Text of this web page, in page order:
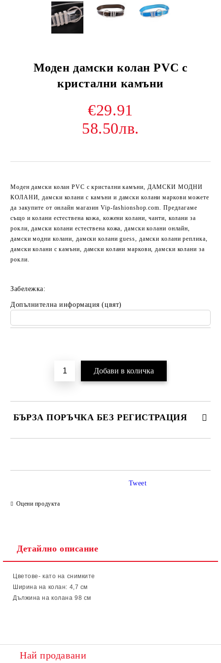
Моден дамски колан PVC с
кристални камъни
€29.91
58.50лв.
Моден дамски колан PVC с кристални камъни, ДАМСКИ МОДНИ
КОЛАНИ, дамски колани с камъни и дамски колани маркови можете
да закупите от онлайн магазин Vip-fashionshop.com. Предлагаме
също и колани естествена кожа, кожени колани, чанти, колани за
рокли, дамски колани естествена кожа, дамски колани онлайн,
дамски модни колани, дамски колани guess, дамски колани реплика,
дамски колани с камъни, дамски колани маркови, дамски колани за
рокли.
Забележка:
Допълнителна информация (цвят)
БЪРЗА ПОРЪЧКА БЕЗ РЕГИСТРАЦИЯ
Оцени продукта
Tweet
Детайлно описание
Цветове- като на снимките
Ширина на колан: 4,7 см
Дължина на колана 98 см
Най продавани